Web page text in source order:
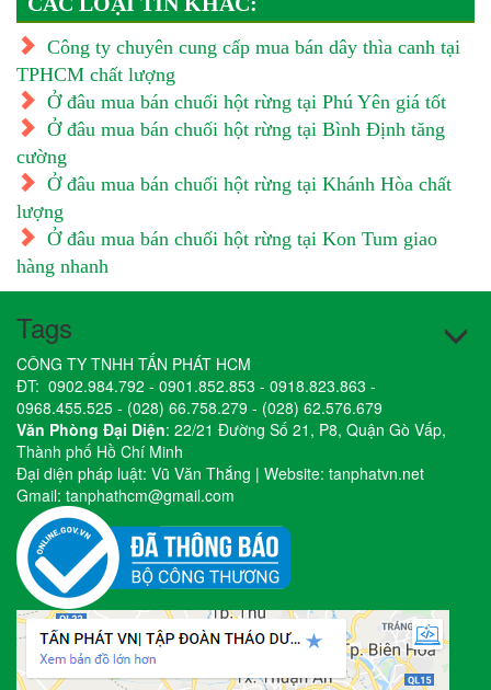
Công ty chuyên cung cấp mua bán dây thìa canh tại
TPHCM chất lượng
Ở đâu mua bán chuối hột rừng tại Phú Yên giá tốt
Ở đâu mua bán chuối hột rừng tại Bình Định tăng
cường
Ở đâu mua bán chuối hột rừng tại Khánh Hòa chất
lượng
Ở đâu mua bán chuối hột rừng tại Kon Tum giao
hàng nhanh
Tags
CÔNG TY TNHH TẤN PHÁT HCM
ĐT: 0902.984.792 - 0901.852.853 - 0918.823.863 -
0968.455.525 - (028) 66.758.279 - (028) 62.576.679
Văn Phòng Đại Diện: 22/21 Đường Số 21, P8, Quận Gò Vấp,
Thành phố Hồ Chí Minh
Đại diện pháp luật: Vũ Văn Thắng | Website: tanphatvn.net
Gmail: tanphathcm@gmail.com